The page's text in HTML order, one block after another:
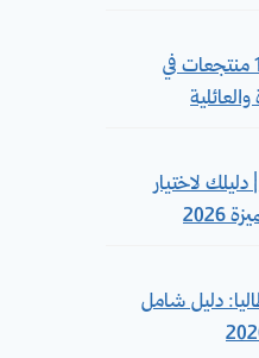
دليل شامل لأفضل 10 منتجعات في
لاختيار
2026
دليل شامل